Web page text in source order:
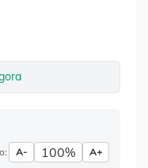
A- 100% A+